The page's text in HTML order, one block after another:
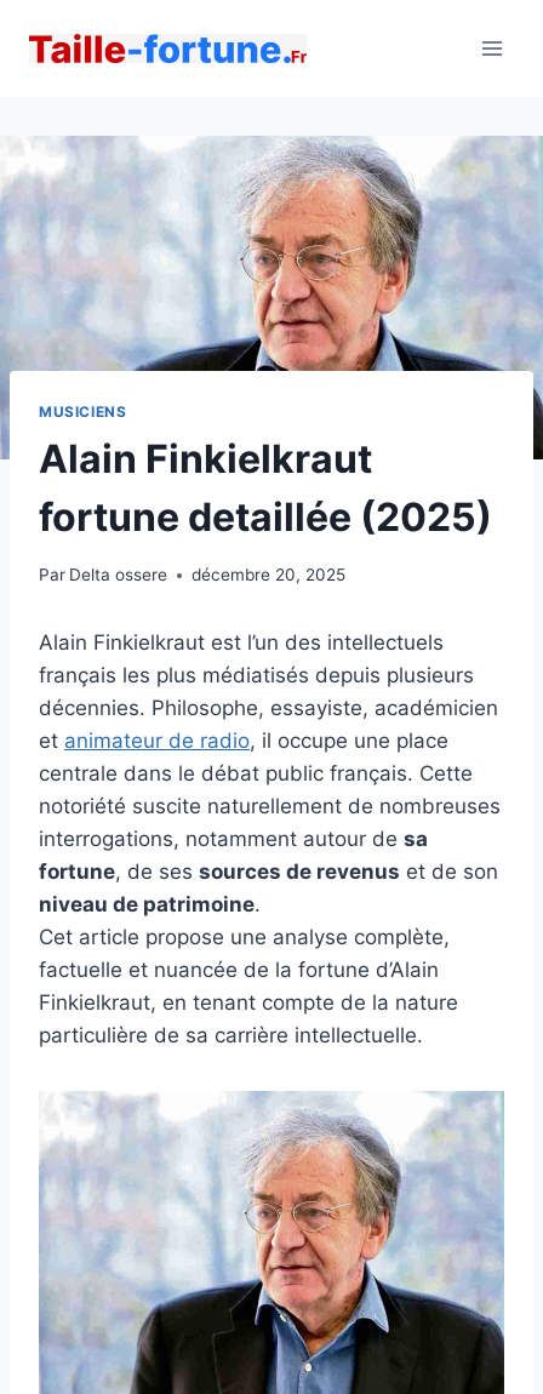
MUSICIENS
Alain Finkielkraut
fortune detaillée (2025)
Par Delta ossere décembre 20, 2025
Alain Finkielkraut est l’un des intellectuels
français les plus médiatisés depuis plusieurs
décennies. Philosophe, essayiste, académicien
et animateur de radio, il occupe une place
centrale dans le débat public français. Cette
notoriété suscite naturellement de nombreuses
interrogations, notamment autour de sa
fortune, de ses sources de revenus et de son
niveau de patrimoine.
Cet article propose une analyse complète,
factuelle et nuancée de la fortune d’Alain
Finkielkraut, en tenant compte de la nature
particulière de sa carrière intellectuelle.